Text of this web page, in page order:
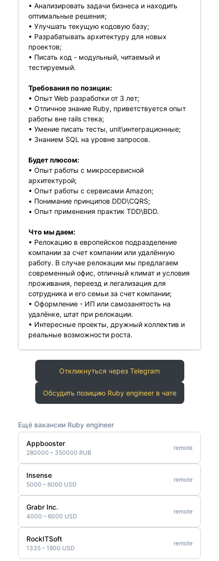
• Анализировать задачи бизнеса и находить
оптимальные решения;
• Улучшать текущую кодовую базу;
• Разрабатывать архитектуру для новых
проектов;
• Писать код - модульный, читаемый и
тестируемый.
Требования по позиции:
• Опыт Web разработки от 3 лет;
• Отличное знание Ruby, приветствуется опыт
работы вне rails стека;
• Умение писать тесты, unit\интеграционные;
• Знанием SQL на уровне запросов.
Будет плюсом:
• Опыт работы с микросервисной
архитектурой;
• Опыт работы с сервисами Amazon;
• Понимание принципов DDD\CQRS;
• Опыт применения практик TDD\BDD.
Что мы даем:
• Релокацию в европейское подразделение
компании за счет компании или удалённую
работу. В случае релокации мы предлагаем
современный офис, отличный климат и условия
проживания, переезд и легализация для
сотрудника и его семьи за счет компании;
• Оформление - ИП или самозанятость на
удалёнке, штат при релокации.
• Интересные проекты, дружный коллектив и
реальные возможности роста.
Откликнуться через Telegram
Обсудить позицию Ruby engineer в чате
Ещё вакансии Ruby engineer
Appbooster
280000 – 350000 RUB
remote
Insense
5000 – 6000 USD
remote
Grabr Inc.
4000 – 6000 USD
remote
RockITSoft
1335 – 1900 USD
remote